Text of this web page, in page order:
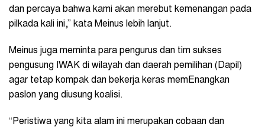
dan percaya bahwa kami akan merebut kemenangan pada
pilkada kali ini,” kata Meinus lebih lanjut.
Meinus juga meminta para pengurus dan tim sukses
pengusung IWAK di wilayah dan daerah pemilihan (Dapil)
agar tetap kompak dan bekerja keras memEnangkan
paslon yang diusung koalisi.
“Peristiwa yang kita alam ini merupakan cobaan dan